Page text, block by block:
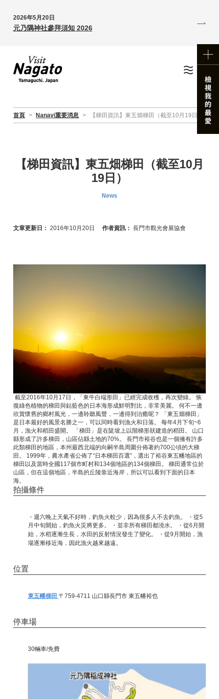
2026年5月20日
元乃隅神社參拜須知 2026
首頁 > Nanavi重要消息 > 【梯田資訊】東五畑梯田（截至10月19日）
【梯田資訊】東五畑梯田（截至10月
19日）
News
文章更新日： 2016年10月20日 作者資訊： 長門市觀光會展協會
截至2016年10月17日，「東牛白端形田」已經完成收穫，再次變綠。 恢
復綠色植物的梯田與鈷藍色的日本海形成鮮明對比，非常美麗。 何不一邊
欣賞懷舊的鄉村風光，一邊聆聽風聲，一邊得到治癒呢？ 「東五畑梯田」
是日本最好的風景名勝之一，可以同時看到漁火和日落。 每年4月下旬~6
月，漁火和稻田盛開。 「梯田」是在陡坡上以階梯形狀建造的稻田。 山口
縣形成了許多梯田，山區佔縣土地的70%。 長門市裕谷也是一個擁有許多
此類梯田的地區，本州最西北端的向嗣半島周圍分佈著約700公頃的大梯
田。 1999年，農水產省公佈了“日本梯田百選”，選出了裕谷東五幡地區的
梯田以及當時全國117個市町村和134個地區的134個梯田。 梯田通常位於
山區，但在這個地區，半島的丘陵靠近海岸，所以可以看到下面的日本
海。
拍攝條件
・週六晚上天氣不好時，釣魚火較少，因為很多人不去釣魚。 ・從5
月中旬開始，釣魚火災將更多。 ・並非所有梯田都澆水。 ・從6月開
始，水稻逐漸生長，水田的反射情況發生了變化。
・從9月開始，漁
場逐漸移近海，因此漁火越來越遠。
位置
東五幡梯田 〒759-4711 山口縣長門市 東五幡裕也
停車場
30輛車/免費